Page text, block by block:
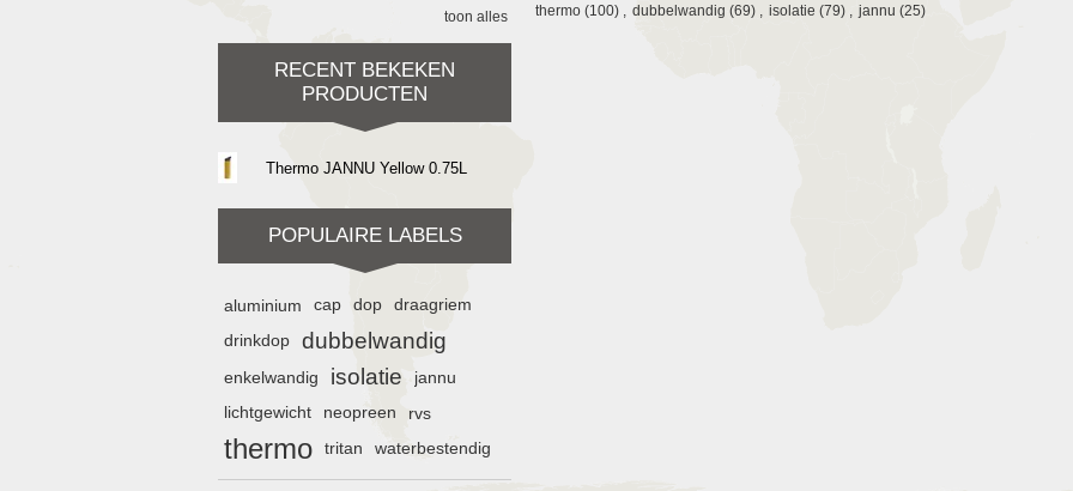
thermo (100) dubbelwandig (69) isolatie (79) jannu (25)
toon alles
RECENT BEKEKEN
PRODUCTEN
Thermo JANNU Yellow 0.75L
POPULAIRE LABELS
aluminium cap dop
draagriem
drinkdop
dubbelwandig
enkelwandig isolatie jannu
lichtgewicht neopreen rvs
thermo tritan waterbestendig